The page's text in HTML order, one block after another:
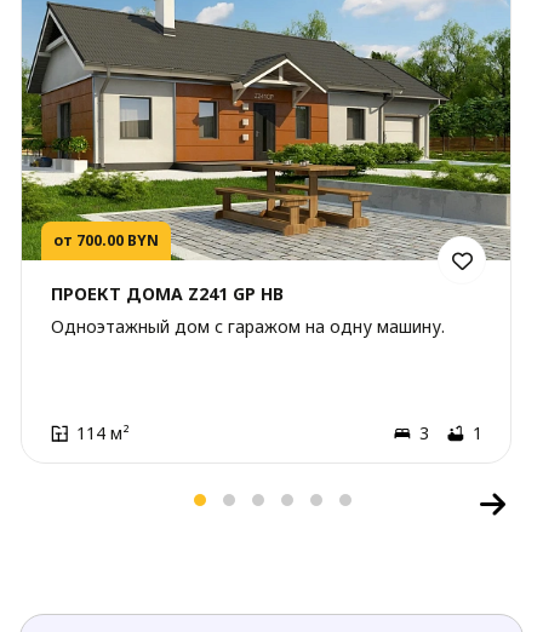
от 700.00 BYN
ПРОЕКТ ДОМА Z241 GP HB
Одноэтажный дом с гаражом на одну машину.
114 м² 3 1